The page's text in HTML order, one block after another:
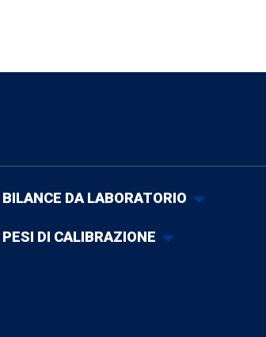
BILANCE DA LABORATORIO
PESI DI CALIBRAZIONE